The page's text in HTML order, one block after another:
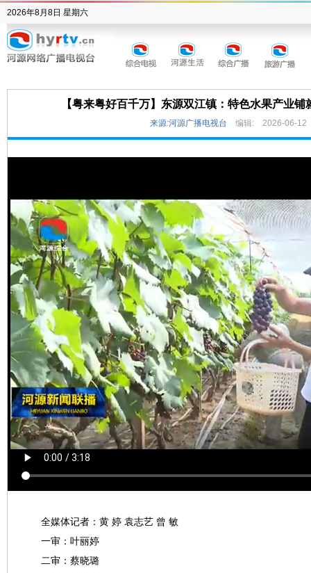
2026年8月8日 星期六
【粤来粤好百千万】东源双江镇：特色水果产业铺
来源:河源广播电视台 编辑: 2026-06-12
全媒体记者：黄 婷 袁志艺 曾 敏
一审：叶丽婷
二审：蔡晓璐